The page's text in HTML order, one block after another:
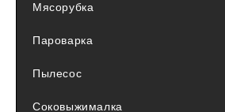
Мясорубка
Пароварка
Пылесос
Соковыжималка